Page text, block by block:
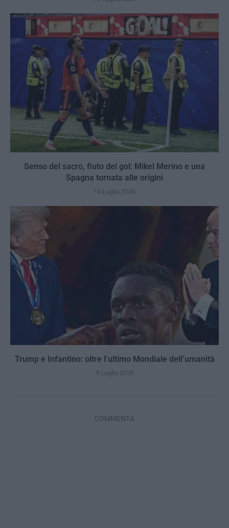
Senso del sacro, fiuto del gol: Mikel Merino e una
Spagna tornata alle origini
14 Luglio 2026
Trump e Infantino: oltre l’ultimo Mondiale dell’umanità
9 Luglio 2026
COMMENTA